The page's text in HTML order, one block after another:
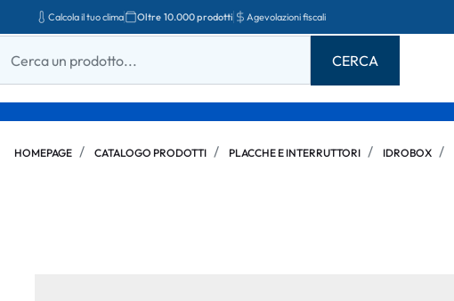
Calcola il tuo clima Oltre 10.000 prodotti Agevolazioni fiscali
HOMEPAGE CATALOGO PRODOTTI PLACCHE E INTERRUTTORI IDROBOX